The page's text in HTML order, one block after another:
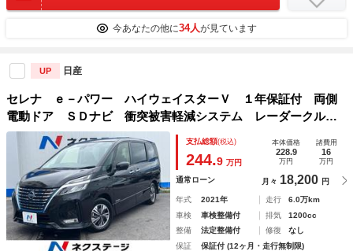
今あなたの他に34人が見ています
UP 日産
セレナ ｅ－パワー ハイウェイスターＶ １年保証付 両側
電動ドア ＳＤナビ 衝突被害軽減システム レーダークルー
ズ 禁煙車 ドラレコ スマートキー ＬＥＤヘッド ＥＴ
Ｃ 車線逸脱警報 オートライト オートエアコン
支払総額(税込)
244.9 万円
本体価格
228.9
万円
諸費用
16
万円
通常ローン 月々 18,200 円
年式 2021年 走行
6.0万km
車検
車検整備付 排気
1200cc
整備
法定整備付 修復
なし
保証
保証付 (12ヶ月・走行無制限)